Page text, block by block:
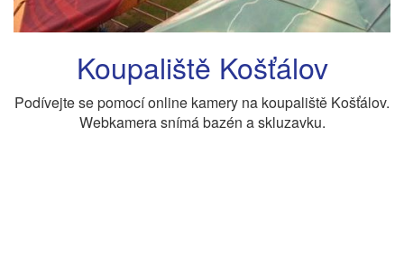
Koupaliště Košťálov
Podívejte se pomocí online kamery na koupaliště Košťálov.
Webkamera snímá bazén a skluzavku.